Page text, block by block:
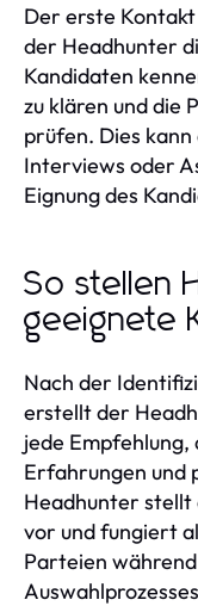
Der erste
der Headhunter
Kandidaten
zu klären und die
prüfen. Dies
Interviews oder
Eignung des
So stellen
geeignete
Nach der
erstellt der
jede
Erfahrungen und
Headhunter stellt
vor und fungiert
Parteien